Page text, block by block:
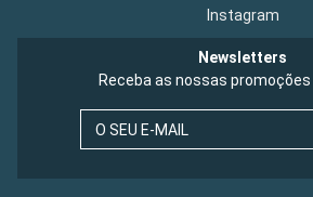
Instagram
Newsletters
Receba as nossas
O SEU E-MAIL